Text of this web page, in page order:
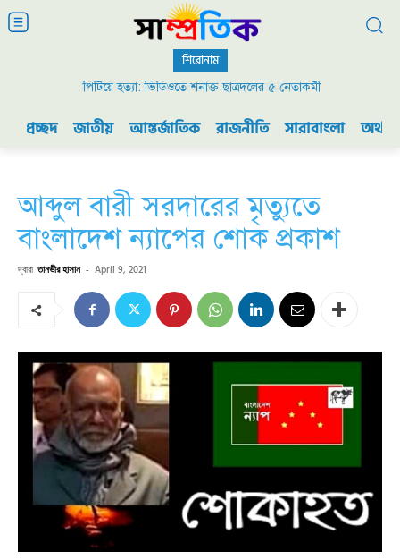
শিরোনাম
পিটিয়ে হত্যা: ভিডিওতে শনাক্ত ছাত্রদলের ৫ নেতাকর্মী
প্রচ্ছদ জাতীয় আন্তর্জাতিক রাজনীতি সারাবাংলা
আব্দুল বারী সরদারের মৃত্যুতে
বাংলাদেশ ন্যাপের শোক প্রকাশ
দ্বারা তানভীর হাসান - April 9, 2021